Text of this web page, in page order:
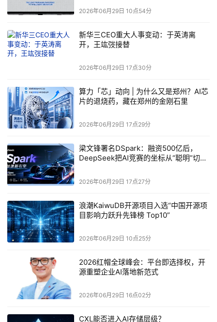
将DRAM生产能力翻倍。
但细看投资清单不难发现，HBM晶圆厂、AI服务器封装基
板、全固态电池占据核心位置，SK海力士
这些动作暴露出一个真实的焦虑，HBM产线正在疯狂吞噬
传统DRAM的产能，而韩国财阀必须用万亿投资来确保自己
不会在AI存储时代掉队。
这笔投资本质上是韩国对AI算力基础设施的一次国家级押
注。
HBM是GPU的内存搭档，英伟达H100、H200乃至下一代
Rubin对HBM的带宽需求是指数级增长的。
SK海力士和三星争夺的不仅是存储市场份额，更是AI算力
产业链中内存带宽这一核心卡位的控制权。
谁掌握了HBM的产能和良率，谁就能在AI算力时代对英伟
达、AMD乃至中国AI芯片厂商拥有议价能力。
韩国政府5760亿美元的战略定位，本质上是在复制当年存
力上。
2026年06月29日 10点54分
新华三CEO重大人事变动：于英涛离
开，王竑弢接替
2026年06月29日 17点30分
算力「芯」动向 | 为什么又是郑州？AI芯
片的退烧药，藏在郑州的金刚石里
2026年06月29日 17点29分
梁文锋署名DSpark：融资500亿后，
DeepSeek把AI竞赛的坐标从“聪明”切到
2026年06月29日 17点27分
浪潮KaiwuDB开源项目入选“中国开源项
目影响力跃升先锋榜 Top10”
2026年06月29日 10点25分
2026红帽全球峰会：平台即选择权，开
源重塑企业AI落地新范式
2026年06月29日 16点02分
CXL能否进入AI存储层级？